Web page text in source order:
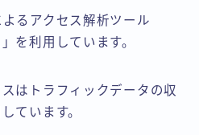
るアクセス解析ツール
を利用しています。
はトラフィックデータの収
ています。